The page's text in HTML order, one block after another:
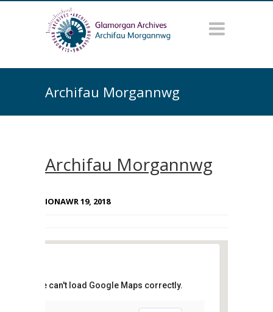
Archifau Morgannwg
Archifau Morgannwg
IONAWR 19, 2018
Archifau Morgannwg
This page can't load Google Maps correctly.